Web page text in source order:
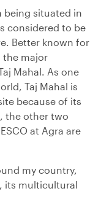
being situated in
considered to be
Better known for
the major
Mahal. As one
Taj Mahal is
because of its
the other two
at Agra are
my country,
its multicultural